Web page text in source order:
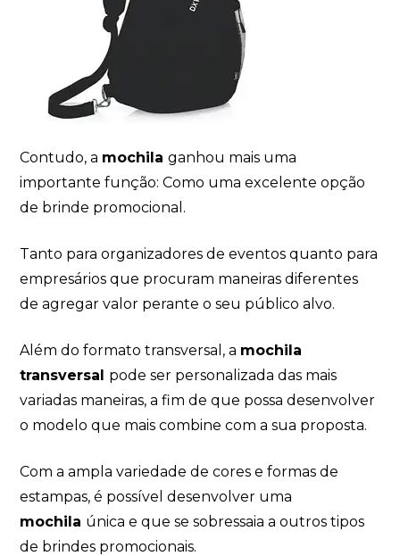
Contudo, a mochilaganhou mais uma
importante função: Como uma excelente opção
de brinde promocional.
Tanto para organizadores de eventos quanto para
empresários que procuram maneiras diferentes
de agregar valor perante o seu público alvo.
Além do formato transversal, a mochila
transversal pode ser personalizada das mais
variadas maneiras, a fim de que possa desenvolver
o modelo que mais combine com a sua proposta.
Com a ampla variedade de cores e formas de
estampas, é possível desenvolver uma
mochila única e que se sobressaia a outros tipos
de brindes promocionais.